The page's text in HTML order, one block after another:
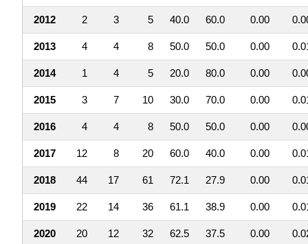
2012 2 3 5 40.0 60.0 0.00
2013 4 4 8 50.0 50.0 0.00
2014 1 4 5 20.0 80.0 0.00
2015 3 7 10 30.0 70.0 0.00
2016 4 4 8 50.0 50.0 0.00
2017 12 8 20 60.0 40.0 0.00
2018 44 17 61 72.1 27.9 0.00
2019 22 14 36 61.1 38.9 0.00
2020 20 12 32 62.5 37.5 0.00